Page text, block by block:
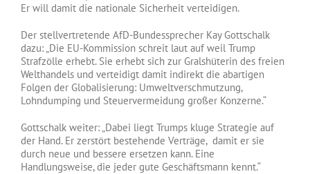
Er will damit die nationale Sicherheit verteidigen.
Der stellvertretende AfD-Bundessprecher Kay Gottschalk
dazu: „Die EU-Kommission schreit laut auf weil Trump
Strafzölle erhebt. Sie erhebt sich zur Gralshüterin des freien
Welthandels und verteidigt damit indirekt die abartigen
Folgen der Globalisierung: Umweltverschmutzung,
Lohndumping und Steuervermeidung großer Konzerne.“
Gottschalk weiter: „Dabei liegt Trumps kluge Strategie auf
der Hand. Er zerstört bestehende Verträge, damit er sie
durch neue und bessere ersetzen kann. Eine
Handlungsweise, die jeder gute Geschäftsmann kennt.“